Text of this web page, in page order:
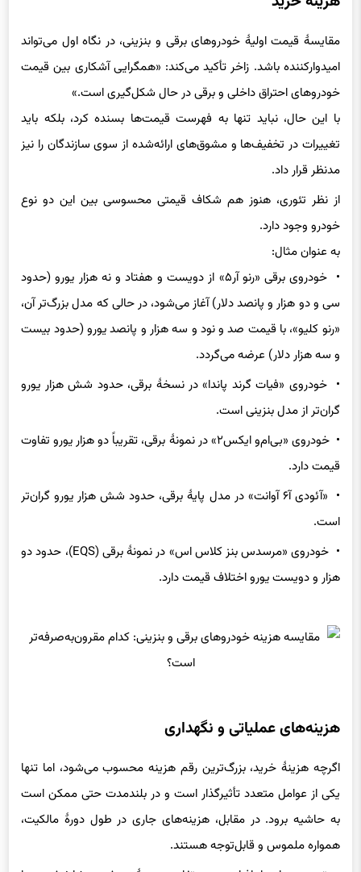
امیدوارکننده باشد. زاخر تأکید می‌کند: «همگرایی آشکاری بین قیمت
خودروهای احتراق داخلی و برقی در حال شکل‌گیری است.»
با این حال، نباید تنها به فهرست قیمت‌ها بسنده کرد، بلکه باید
تغییرات در تخفیف‌ها و مشوق‌های ارائه‌شده از سوی سازندگان را نیز
مدنظر قرار داد.
از نظر تئوری، هنوز هم شکاف قیمتی محسوسی بین این دو نوع
خودرو وجود دارد.
به عنوان مثال:
سی و دو هزار و پانصد دلار) آغاز می‌شود، در حالی که مدل بزرگ‌تر آن،
«رنو کلیو»، با قیمت صد و نود و سه هزار و پانصد یورو (حدود بیست
و سه هزار دلار) عرضه می‌گردد.
• خودروی «فیات گرند پاندا» در نسخهٔ برقی، حدود شش هزار یورو
گران‌تر از مدل بنزینی است.
قیمت دارد.
است.
هزار و دویست یورو اختلاف قیمت دارد.
یکی از عوامل متعدد تأثیرگذار است و در بلندمدت حتی ممکن است
به حاشیه برود. در مقابل، هزینه‌های جاری در طول دورهٔ مالکیت،
همواره ملموس و قابل‌توجه هستند.
بی‌تردید بسیاری از افراد متوجه تفاوت هزینهٔ سوخت و شارژ خودروها